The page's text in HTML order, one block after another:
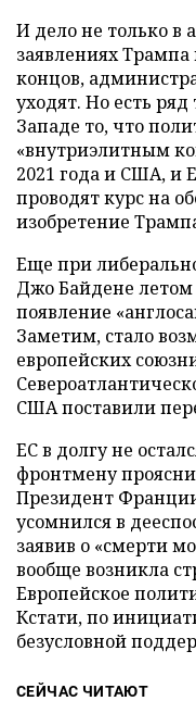
И дело не только в
заявлениях
концов,
уходят. Но есть
Западе то, что
«внутриэлитным
2021 года и США, и
проводят курс на
изобретение
Еще при
Джо Байдене
появление
Заметим, стало
европейских
США поставили
ЕС в долгу не
фронтмену
Президент
усомнился в
заявив о «смерти
вообще возникла
Европейское
Кстати, по
безусловной
СЕЙЧАС ЧИТАЮТ